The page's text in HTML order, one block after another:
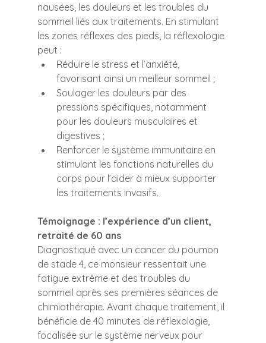
nausées, les douleurs et les troubles du
sommeil liés aux traitements. En stimulant
les zones réflexes des pieds, la réflexologie
peut :
Réduire le stress et l’anxiété,
favorisant ainsi un meilleur sommeil ;
Soulager les douleurs par des
pressions spécifiques, notamment
pour les douleurs musculaires et
digestives ;
Renforcer le système immunitaire en
stimulant les fonctions naturelles du
corps pour l’aider à mieux supporter
les traitements invasifs.
Témoignage : l’expérience d’un client,
retraité de 60 ans
Diagnostiqué avec un cancer du poumon
de stade 4, ce monsieur ressentait une
fatigue extrême et des troubles du
sommeil après ses premières séances de
chimiothérapie. Avant chaque traitement, il
bénéficie de 40 minutes de réflexologie,
focalisée sur le système nerveux pour